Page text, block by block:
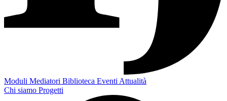
Moduli Mediatori Biblioteca Eventi Attualità
Chi siamo Progetti